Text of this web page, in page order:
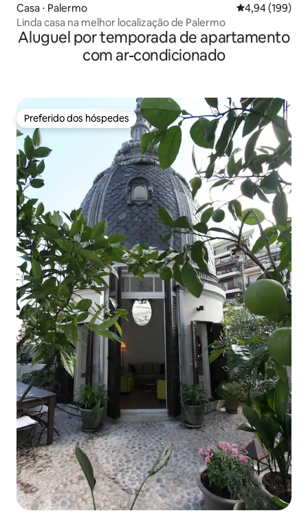
Casa ⋅ Palermo 4,94 de uma
4,94 (199)
Linda casa na melhor localização de Palermo
Aluguel por temporada de apartamento
com ar-condicionado
Preferido dos hóspedes
Preferido dos hóspedes